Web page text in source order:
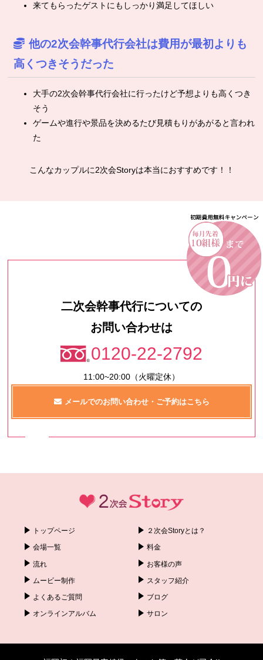
来てもらったゲストにもしっかり満足してほしい
他の2次会幹事代行会社は費用が最初よりも
高くつきそうだった
大手の2次会幹事代行会社に行ったけど予想よりも高くつき
そう
ゲームや進行や景品を決めるたび見積もりがあがると言われ
た
こんなカップルに2次会Storyは本当におすすめです！！
二次会幹事代行についての
お問い合わせは
0120-22-2792
11:00~20:00（火曜定休）
メールでのお問い合わせ・ご予約はこちら
トップページ ２次会Storyとは？
会場一覧 料金
流れ お客様の声
ムービー制作 スタッフ紹介
よくあるご質問 ブログ
オンラインアルバム サロン